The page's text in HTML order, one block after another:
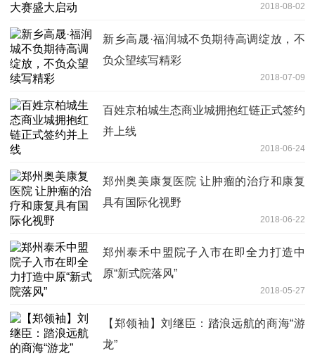
2018-08-02
新乡高晟·福润城不负期待高调绽放，不
负众望续写精彩
2018-07-09
百姓京柏城生态商业城拥抱红链正式签约
并上线
2018-06-24
郑州奥美康复医院 让肿瘤的治疗和康复
具有国际化视野
2018-06-22
郑州泰禾中盟院子入市在即全力打造中
原“新式院落风”
2018-05-27
【郑领袖】刘继臣：踏浪远航的商海“游
龙”